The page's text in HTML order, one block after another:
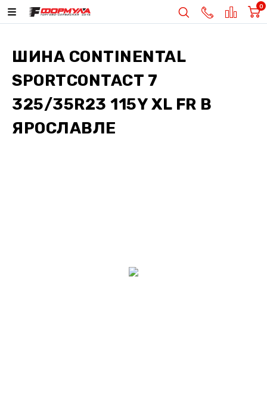
0
ШИНА CONTINENTAL
SPORTCONTACT 7
325/35R23 115Y XL FR В
ЯРОСЛАВЛЕ